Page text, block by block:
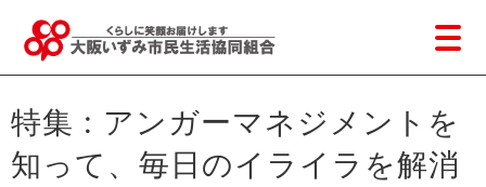
特集 : アンガーマネジメントを
知って、毎日のイライラを解消